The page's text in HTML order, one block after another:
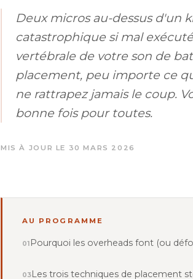
Deux micros au-dessus d'un
catastrophique si mal
vertébrale de votre son de
placement, peu importe ce
ne rattrapez jamais le coup.
bonne fois pour toutes.
MIS À JOUR LE 30 MARS 2026
AU PROGRAMME
Pourquoi les overheads font (ou
Les trois techniques de placement